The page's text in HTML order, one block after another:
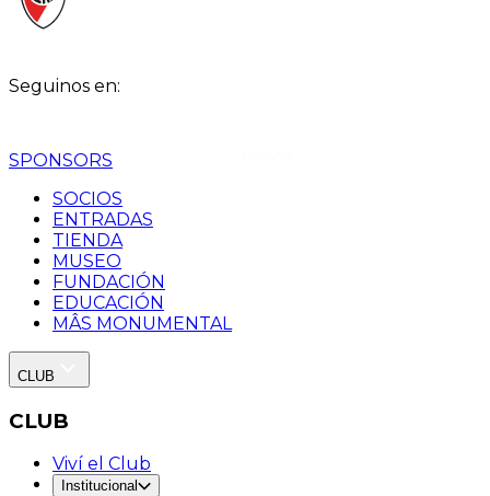
Seguinos en:
SPONSORS
SOCIOS
ENTRADAS
TIENDA
MUSEO
FUNDACIÓN
EDUCACIÓN
MÂS MONUMENTAL
CLUB
CLUB
Viví el Club
Institucional